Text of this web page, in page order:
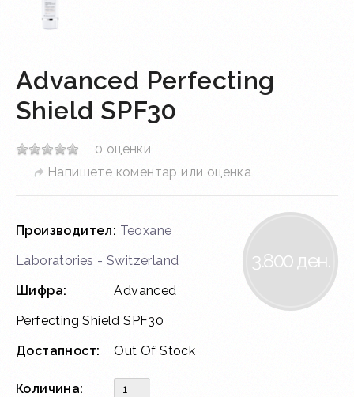
Advanced Perfecting
Shield SPF30
0 оценки
Напишете коментар или оценка
3.800 ден.
Производител: Teoxane
Laboratories - Switzerland
Шифра:
Advanced
Perfecting Shield SPF30
Достапност:
Out Of Stock
Количина: